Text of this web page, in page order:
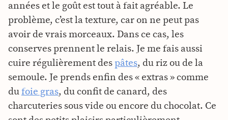
années et le goût est tout à fait agréable. Le
problème, c’est la texture, car on ne peut pas
avoir de vrais morceaux. Dans ce cas, les
conserves prennent le relais. Je me fais aussi
cuire régulièrement des pâtes, du riz ou de la
semoule. Je prends enfin des « extras » comme
du foie gras, du confit de canard, des
charcuteries sous vide ou encore du chocolat. Ce